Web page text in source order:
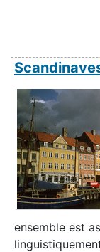
ensemble est